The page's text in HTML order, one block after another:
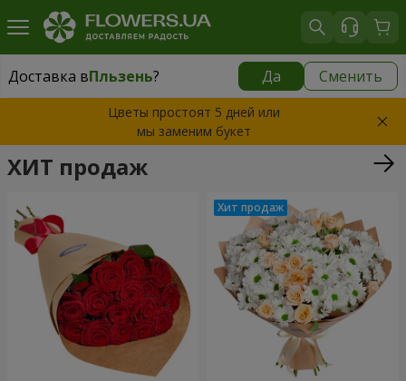
Доставка вПльзень? Да Сменить
Доставка вПльзень|
Цветы простоят 5 дней или
мы заменим букет
ХИТ продаж